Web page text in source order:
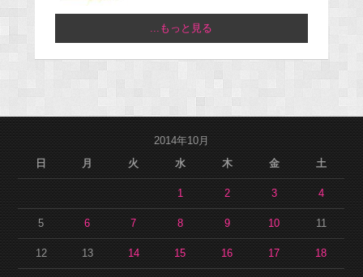
...もっと見る
2014年10月
日
月 火 水 木 金 土
1 2 3 4
5 6 7 8 9 10 11
12 13 14 15 16 17 18